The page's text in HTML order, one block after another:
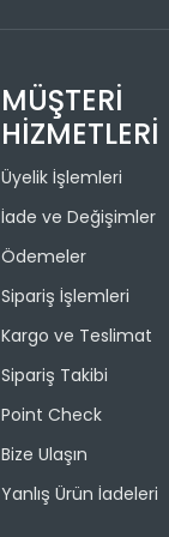
MÜŞTERİ
HİZMETLERİ
Üyelik İşlemleri
İade ve Değişimler
Ödemeler
Sipariş İşlemleri
Kargo ve Teslimat
Sipariş Takibi
Point Check
Bize Ulaşın
Yanlış Ürün İadeleri